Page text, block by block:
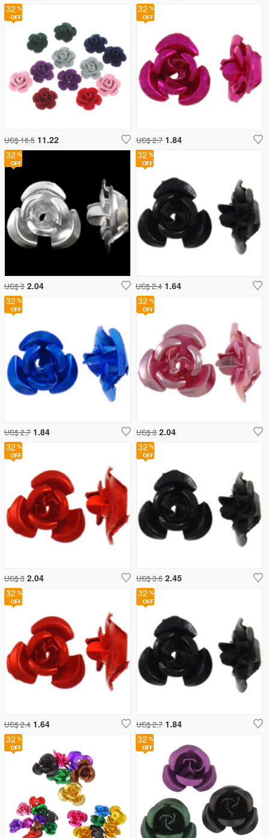
32
US$ 3 2.04
32
US$ 16.5 11.22
32
US$ 3 2.04
32
US$ 2.4 1.64
32
US$ 2.7 1.84
32
US$ 2.7 1.84
32
US$ 3.6 2.45
32
32
US$ 2.4 1.64
32
US$ 2.7 1.84
32
32
US$ 3 2.04